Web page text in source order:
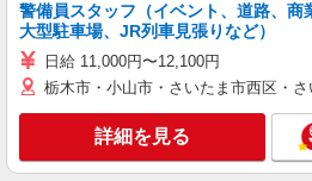
警備員スタッフ（イベント、道路、商
大型駐車場、JR列車見張りなど）
日給 11,000円〜12,100円
栃木市・小山市・さいたま市西区・
詳細を見る